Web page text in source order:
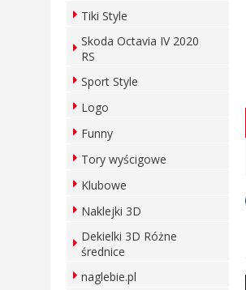
Tiki Style
Skoda Octavia IV 2020
RS
Sport Style
Logo
Funny
Tory wyścigowe
Klubowe
Naklejki 3D
Dekielki 3D Różne
średnice
naglebie.pl